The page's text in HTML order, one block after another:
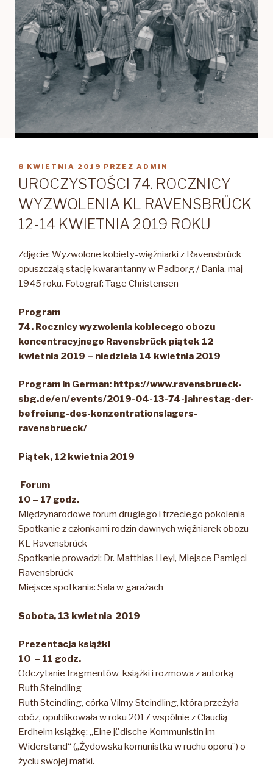
OPUBLIKOWANE
W
8 KWIETNIA 2019 PRZEZ ADMIN
UROCZYSTOŚCI 74. ROCZNICY
WYZWOLENIA KL RAVENSBRÜCK
12-14 KWIETNIA 2019 ROKU
Zdjęcie: Wyzwolone kobiety-więźniarki z Ravensbrück
opuszczają stację kwarantanny w Padborg / Dania, maj
1945 roku. Fotograf: Tage Christensen
Program
74. Rocznicy wyzwolenia kobiecego obozu
koncentracyjnego Ravensbrück piątek 12
kwietnia 2019 – niedziela 14 kwietnia 2019
Program in German: https://www.ravensbrueck-
sbg.de/en/events/2019-04-13-74-jahrestag-der-
befreiung-des-konzentrationslagers-
ravensbrueck/
Piątek, 12 kwietnia 2019
Forum
10 – 17 godz.
Międzynarodowe forum drugiego i trzeciego pokolenia
Spotkanie z członkami rodzin dawnych więźniarek obozu
KL Ravensbrück
Spotkanie prowadzi: Dr. Matthias Heyl, Miejsce Pamięci
Ravensbrück
Miejsce spotkania: Sala w garażach
Sobota, 13 kwietnia 2019
Prezentacja książki
10 – 11 godz.
Odczytanie fragmentów książki i rozmowa z autorką
Ruth Steindling
Ruth Steindling, córka Vilmy Steindling, która przeżyła
obóz, opublikowała w roku 2017 wspólnie z Claudią
Erdheim książkę: „Eine jüdische Kommunistin im
Widerstand“ („Żydowska komunistka w ruchu oporu”) o
życiu swojej matki.